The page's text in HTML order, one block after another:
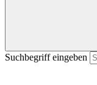
Suchbegriff eingeben